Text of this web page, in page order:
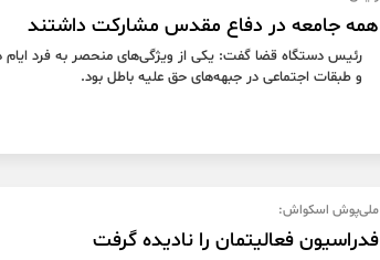
همه جامعه در دفاع مقدس مشارکت داشتند
رئیس دستگاه قضا گفت: یکی از ویژگی‌های منحصر به فرد
و طبقات اجتماعی در جبهه‌های حق علیه باطل بود.
ملی‌پوش اسکواش:
فدراسیون فعالیتمان را نادیده گرفت